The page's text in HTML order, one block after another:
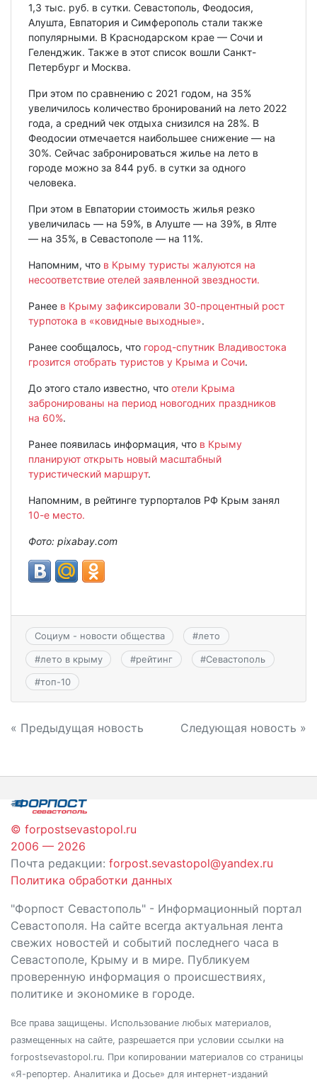
1,3 тыс. руб. в сутки. Севастополь, Феодосия,
Алушта, Евпатория и Симферополь стали также
популярными. В Краснодарском крае — Сочи и
Геленджик. Также в этот список вошли Санкт-
Петербург и Москва.
При этом по сравнению с 2021 годом, на 35%
увеличилось количество бронирований на лето 2022
года, а средний чек отдыха снизился на 28%. В
Феодосии отмечается наибольшее снижение — на
30%. Сейчас забронироваться жилье на лето в
городе можно за 844 руб. в сутки за одного
человека.
При этом в Евпатории стоимость жилья резко
увеличилась — на 59%, в Алуште — на 39%, в Ялте
— на 35%, в Севастополе — на 11%.
Напомним, что в Крыму туристы жалуются на
несоответствие отелей заявленной звездности.
Ранее в Крыму зафиксировали 30-процентный рост
турпотока в «ковидные выходные».
Ранее сообщалось, что город-спутник Владивостока
грозится отобрать туристов у Крыма и Сочи.
До этого стало известно, что отели Крыма
забронированы на период новогодних праздников
на 60%.
Ранее появилась информация, что в Крыму
планируют открыть новый масштабный
туристический маршрут.
Напомним, в рейтинге турпорталов РФ Крым занял
10-е место.
Фото: pixabay.com
Социум - новости общества #лето
#лето в крыму #рейтинг #Севастополь
#топ-10
Навигация
записям
« Предыдущая новость Следующая новость »
© forpostsevastopol.ru
2006 — 2026
Почта редакции: forpost.sevastopol@yandex.ru
Политика обработки данных
"Форпост Севастополь" - Информационный портал
Севастополя. На сайте всегда актуальная лента
свежих новостей и событий последнего часа в
Севастополе, Крыму и в мире. Публикуем
проверенную информация о происшествиях,
политике и экономике в городе.
Все права защищены. Использование любых материалов,
размещенных на сайте, разрешается при условии ссылки на
forpostsevastopol.ru. При копировании материалов со страницы
«Я-репортер. Аналитика и Досье» для интернет-изданий